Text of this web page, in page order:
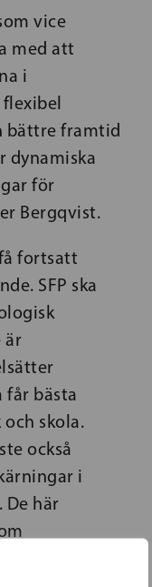
vice
med att
i
bättre framtid
dynamiska
för
Bergqvist.
fortsatt
SFP ska
är
får bästa
skola.
också
i
här
nationellt,